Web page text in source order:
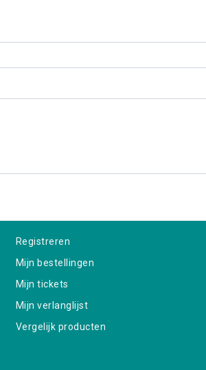
Registreren
Mijn bestellingen
Mijn tickets
Mijn verlanglijst
Vergelijk producten